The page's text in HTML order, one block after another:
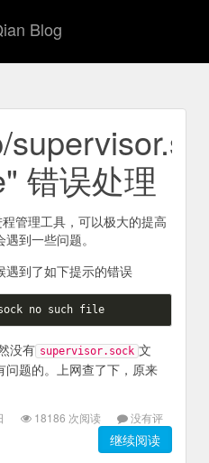
Blog
错误处理
管理工具，可以极大的提高
到一些问题。
遇到了如下提示的错误
没有 supervisor.sock 文
题的。上网查了下，原来
18186 次阅读
没有评
继续阅读